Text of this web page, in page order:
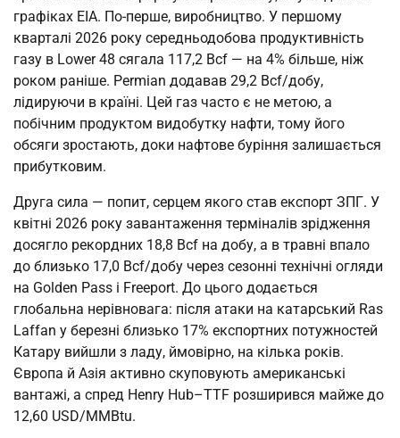
графіках EIA. По-перше, виробництво. У першому
кварталі 2026 року середньодобова продуктивність
газу в Lower 48 сягала 117,2 Bcf — на 4% більше, ніж
роком раніше. Permian додавав 29,2 Bcf/добу,
лідируючи в країні. Цей газ часто є не метою, а
побічним продуктом видобутку нафти, тому його
обсяги зростають, доки нафтове буріння залишається
прибутковим.
Друга сила — попит, серцем якого став експорт ЗПГ. У
квітні 2026 року завантаження терміналів зрідження
досягло рекордних 18,8 Bcf на добу, а в травні впало
до близько 17,0 Bcf/добу через сезонні технічні огляди
на Golden Pass і Freeport. До цього додається
глобальна нерівновага: після атаки на катарський Ras
Laffan у березні близько 17% експортних потужностей
Катару вийшли з ладу, ймовірно, на кілька років.
Європа й Азія активно скуповують американські
вантажі, а спред Henry Hub–TTF розширився майже до
12,60 USD/MMBtu.